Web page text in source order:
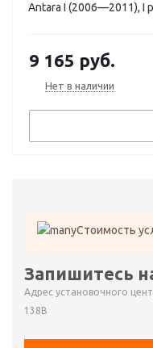
Antara I (2006—2011), I
9 165 руб.
Нет в наличии
Стоимость
Запишитесь
Адрес установочного
138В